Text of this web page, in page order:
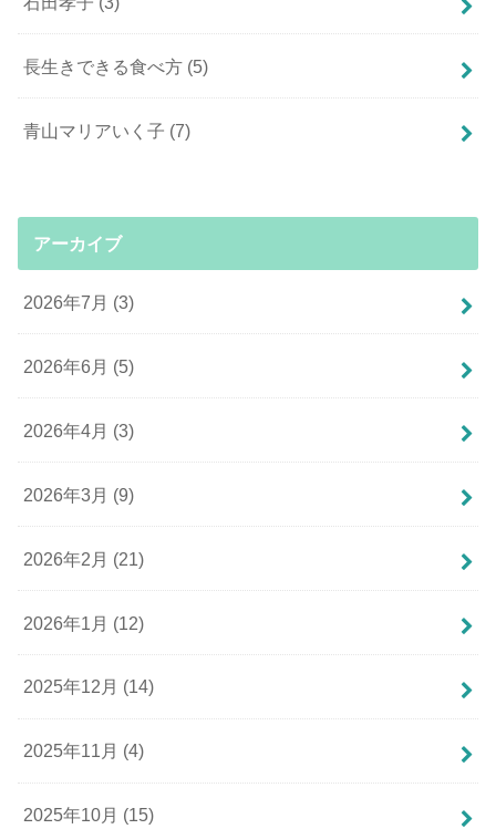
長生きできる食べ方 (5)
青山マリアいく子 (7)
アーカイブ
2026年7月 (3)
2026年6月 (5)
2026年4月 (3)
2026年3月 (9)
2026年2月 (21)
2026年1月 (12)
2025年12月 (14)
2025年11月 (4)
2025年10月 (15)